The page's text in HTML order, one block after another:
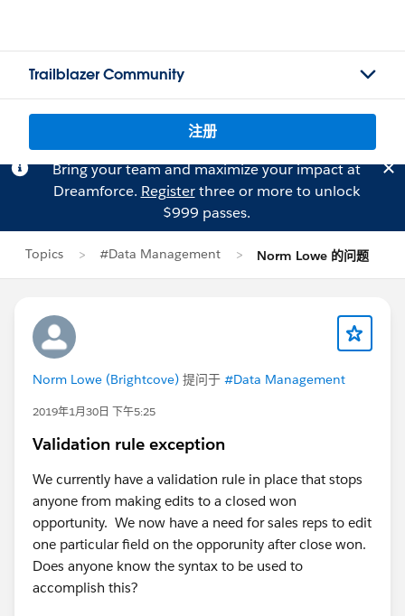
Trailblazer Community
注册
Bring your team and maximize your impact at
Dreamforce. Registerthree or more to unlock
$999 passes.
Topics #Data Management Norm Lowe 的问题
Norm Lowe (Brightcove) 提问于 #Data Management
2019年1月30日 下午5:25
Validation rule exception
We currently have a validation rule in place that stops
anyone from making edits to a closed won
opportunity. We now have a need for sales reps to edit
one particular field on the opporunity after close won.
Does anyone know the syntax to be used to
accomplish this?